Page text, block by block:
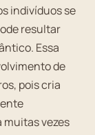
indivíduos se
resultar
Essa
de
pois cria
muitas vezes